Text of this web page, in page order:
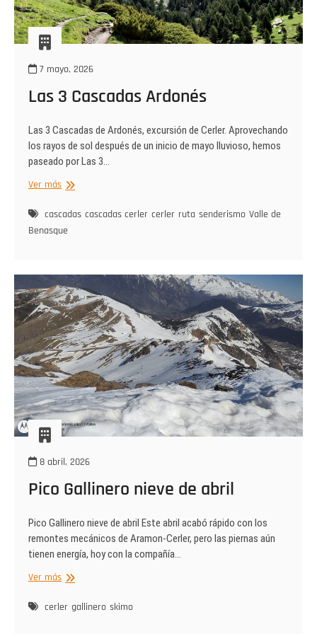
7 mayo, 2026
Las 3 Cascadas Ardonés
Las 3 Cascadas de Ardonés, excursión de Cerler. Aprovechando
los rayos de sol después de un inicio de mayo lluvioso, hemos
paseado por Las 3…
Ver másLas
Cascadas
Ardonés
cascadas cascadas cerler cerler ruta senderismo Valle de
Benasque
8 abril, 2026
Pico Gallinero nieve de abril
Pico Gallinero nieve de abril Este abril acabó rápido con los
remontes mecánicos de Aramon-Cerler, pero las piernas aún
tienen energía, hoy con la compañía…
Ver másPico
nieve
cerler gallinero skimo